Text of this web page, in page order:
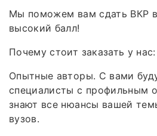
Мы поможем вам сдать ВКР
высокий балл!
Почему стоит заказать у нас:
Опытные авторы. С вами
специалисты с профильным
знают все нюансы вашей
вузов.